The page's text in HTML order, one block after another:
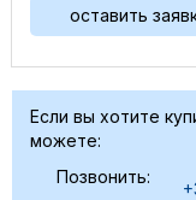
оставить
Если вы хотите
можете:
Позвонить: